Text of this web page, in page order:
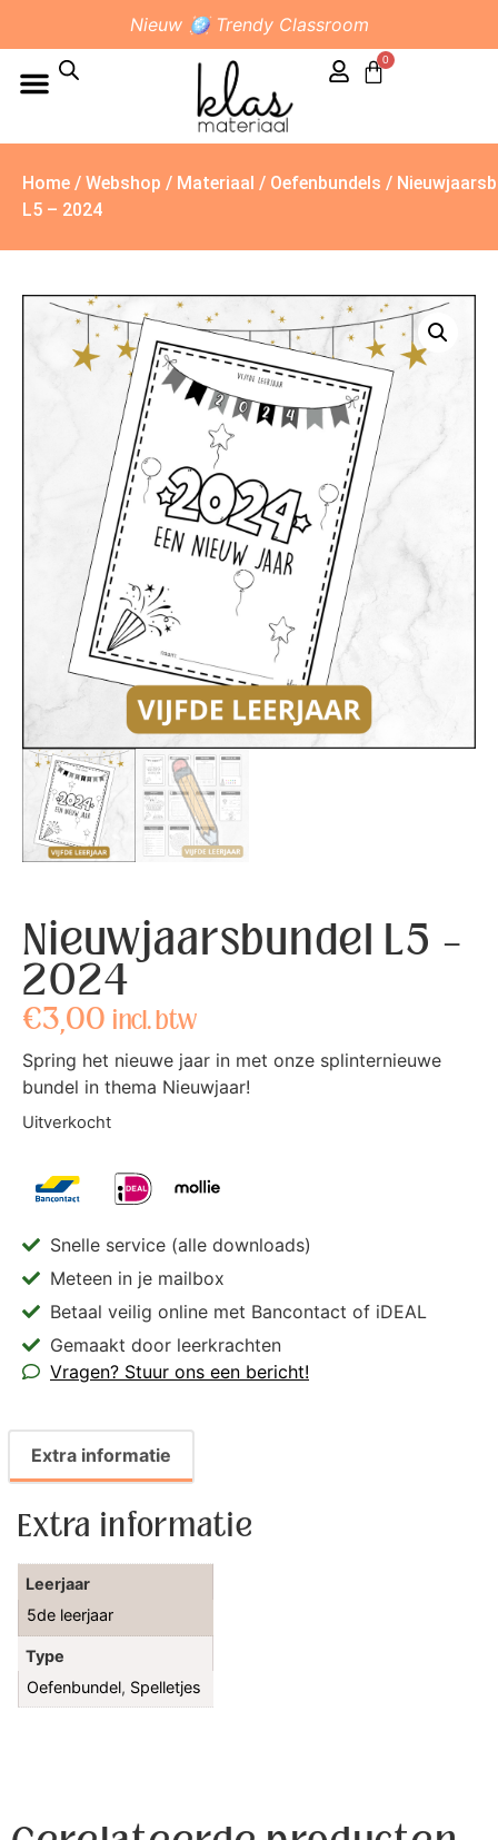
Nieuw 🪩 Trendy Classroom
0
Home / Webshop / Materiaal / Oefenbundels /
L5 – 2024
Nieuwjaarsbundel L5 –
2024
€3,00 incl. btw
Spring het nieuwe jaar in met onze splinternieuwe
bundel in thema Nieuwjaar!
Uitverkocht
Snelle service (alle downloads)
Meteen in je mailbox
Betaal veilig online met Bancontact of iDEAL
Gemaakt door leerkrachten
Vragen? Stuur ons een bericht!
Extra informatie
Extra informatie
Leerjaar
5de leerjaar
Type
Oefenbundel, Spelletjes